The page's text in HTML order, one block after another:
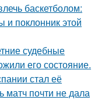
баскетболом:
и поклонник этой
судебные
его состояние.
стал её
матч почти не дала